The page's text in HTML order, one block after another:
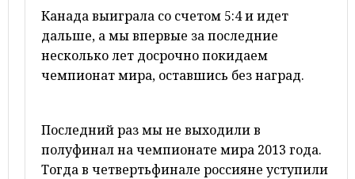
Канада выиграла со счетом 5:4 и идет
дальше, а мы впервые за последние
несколько лет досрочно покидаем
чемпионат мира, оставшись без наград.
Последний раз мы не выходили в
полуфинал на чемпионате мира 2013 года.
Тогда в четвертьфинале россияне уступили